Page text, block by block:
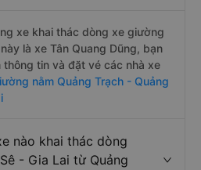
xe khai thác dòng xe giường
là xe Tân Quang Dũng, bạn
tin và đặt vé các nhà xe
nằm Quảng Trạch - Quảng
nào khai thác dòng
- Gia Lai từ Quảng